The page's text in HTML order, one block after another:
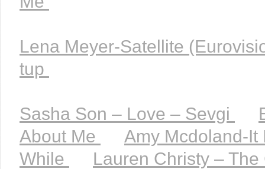
Lena Meyer-Satellite
tup
Sasha Son – Love – Sevgi
About Me
Amy Mcdoland-
While
Lauren Christy –